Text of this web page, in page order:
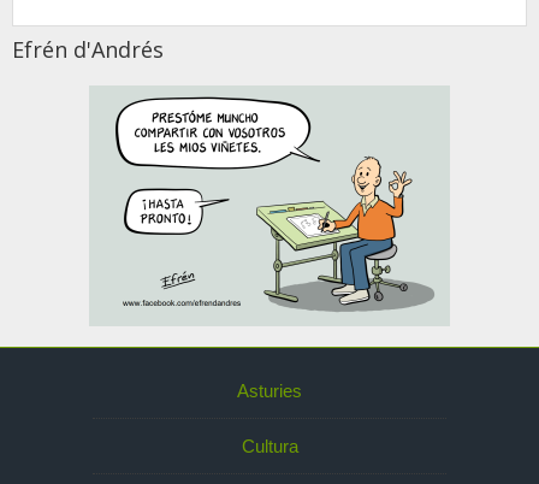
Efrén d'Andrés
Asturies
Cultura